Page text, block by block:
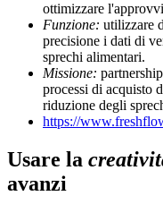
ottimizzare
Funzione: utilizzare
precisione i dati di
sprechi alimentari.
Missione:
processi di acquisto
riduzione degli
https://
Usare la
avanzi